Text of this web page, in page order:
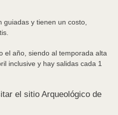
y tienen un costo,
el año, siendo al temporada alta
inclusive y hay salidas cada 1
el sitio Arqueológico de